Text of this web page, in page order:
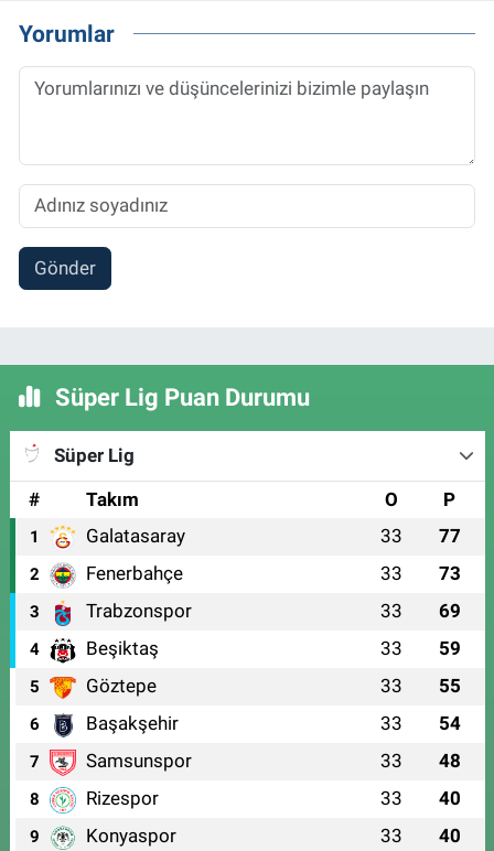
Yorumlar
Gönder
Süper Lig Puan Durumu
Süper Lig
#
Takım O P
1 Galatasaray 33 77
2 Fenerbahçe 33 73
3 Trabzonspor 33 69
4 Beşiktaş 33 59
5 Göztepe 33 55
6 Başakşehir 33 54
7 Samsunspor 33 48
8 Rizespor 33 40
9 Konyaspor 33 40